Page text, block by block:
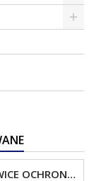
RĘKAWICE OCHRONNE POWLEKANE LATEKSEM X-LATOS